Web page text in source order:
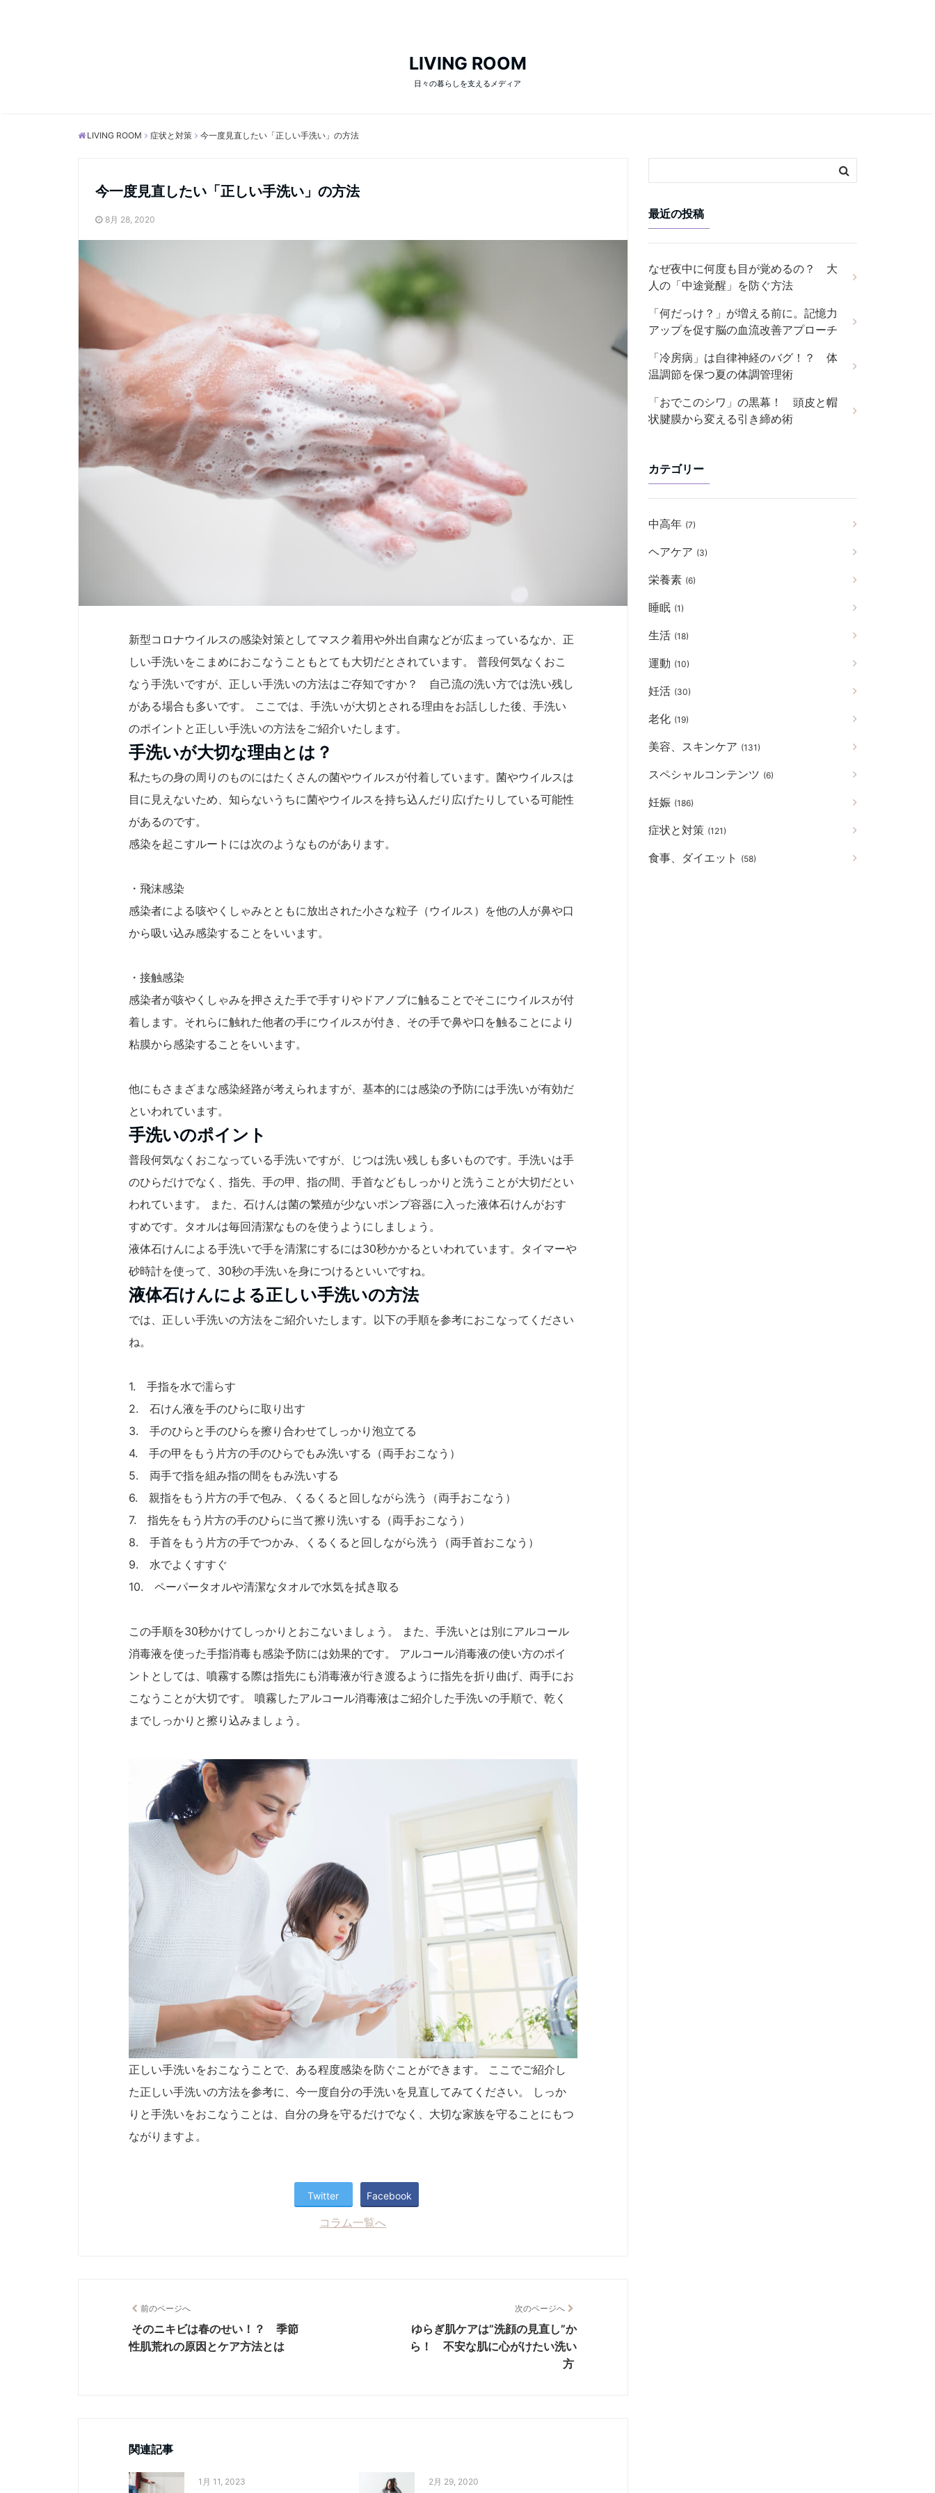
LIVING ROOM
日々の暮らしを支えるメディア
LIVING ROOM 症状と対策 今一度見直したい「正しい手洗い」の方法
今一度見直したい「正しい手洗い」の方法
8月 28, 2020
新型コロナウイルスの感染対策としてマスク着用や外出自粛などが広まっているなか、正
しい手洗いをこまめにおこなうこともとても大切だとされています。 普段何気なくおこ
なう手洗いですが、正しい手洗いの方法はご存知ですか？ 自己流の洗い方では洗い残し
がある場合も多いです。 ここでは、手洗いが大切とされる理由をお話しした後、手洗い
のポイントと正しい手洗いの方法をご紹介いたします。
手洗いが大切な理由とは？
私たちの身の周りのものにはたくさんの菌やウイルスが付着しています。菌やウイルスは
目に見えないため、知らないうちに菌やウイルスを持ち込んだり広げたりしている可能性
があるのです。
感染を起こすルートには次のようなものがあります。
・飛沫感染
感染者による咳やくしゃみとともに放出された小さな粒子（ウイルス）を他の人が鼻や口
から吸い込み感染することをいいます。
・接触感染
感染者が咳やくしゃみを押さえた手で手すりやドアノブに触ることでそこにウイルスが付
着します。それらに触れた他者の手にウイルスが付き、その手で鼻や口を触ることにより
粘膜から感染することをいいます。
他にもさまざまな感染経路が考えられますが、基本的には感染の予防には手洗いが有効だ
といわれています。
手洗いのポイント
普段何気なくおこなっている手洗いですが、じつは洗い残しも多いものです。手洗いは手
のひらだけでなく、指先、手の甲、指の間、手首などもしっかりと洗うことが大切だとい
われています。 また、石けんは菌の繁殖が少ないポンプ容器に入った液体石けんがおす
すめです。タオルは毎回清潔なものを使うようにしましょう。
液体石けんによる手洗いで手を清潔にするには30秒かかるといわれています。タイマーや
砂時計を使って、30秒の手洗いを身につけるといいですね。
液体石けんによる正しい手洗いの方法
では、正しい手洗いの方法をご紹介いたします。以下の手順を参考におこなってください
ね。
1. 手指を水で濡らす
2. 石けん液を手のひらに取り出す
3. 手のひらと手のひらを擦り合わせてしっかり泡立てる
4. 手の甲をもう片方の手のひらでもみ洗いする（両手おこなう）
5. 両手で指を組み指の間をもみ洗いする
6. 親指をもう片方の手で包み、くるくると回しながら洗う（両手おこなう）
7. 指先をもう片方の手のひらに当て擦り洗いする（両手おこなう）
8. 手首をもう片方の手でつかみ、くるくると回しながら洗う（両手首おこなう）
9. 水でよくすすぐ
10. ペーパータオルや清潔なタオルで水気を拭き取る
この手順を30秒かけてしっかりとおこないましょう。 また、手洗いとは別にアルコール
消毒液を使った手指消毒も感染予防には効果的です。 アルコール消毒液の使い方のポイ
ントとしては、噴霧する際は指先にも消毒液が行き渡るように指先を折り曲げ、両手にお
こなうことが大切です。 噴霧したアルコール消毒液はご紹介した手洗いの手順で、乾く
までしっかりと擦り込みましょう。
正しい手洗いをおこなうことで、ある程度感染を防ぐことができます。 ここでご紹介し
た正しい手洗いの方法を参考に、今一度自分の手洗いを見直してみてください。 しっか
りと手洗いをおこなうことは、自分の身を守るだけでなく、大切な家族を守ることにもつ
ながりますよ。
Twitter Facebook
コラム一覧へ
前のページへ
そのニキビは春のせい！？ 季節
性肌荒れの原因とケア方法とは
次のページへ
ゆらぎ肌ケアは”洗顔の見直し”か
ら！ 不安な肌に心がけたい洗い
方
関連記事
1月 11, 2023 2月 29, 2020
最近の投稿
なぜ夜中に何度も目が覚めるの？ 大
人の「中途覚醒」を防ぐ方法
「何だっけ？」が増える前に。記憶力
アップを促す脳の血流改善アプローチ
「冷房病」は自律神経のバグ！？ 体
温調節を保つ夏の体調管理術
「おでこのシワ」の黒幕！ 頭皮と帽
状腱膜から変える引き締め術
カテゴリー
中高年 (7)
ヘアケア (3)
栄養素 (6)
睡眠 (1)
生活 (18)
運動 (10)
妊活 (30)
老化 (19)
美容、スキンケア (131)
スペシャルコンテンツ (6)
妊娠 (186)
症状と対策 (121)
食事、ダイエット (58)